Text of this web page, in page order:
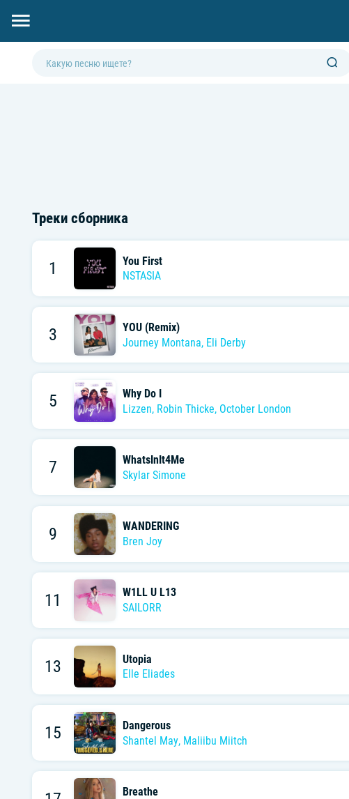
Треки сборника
1
You First
NSTASIA
3
YOU (Remix)
Journey Montana, Eli Derby
5
Why Do I
Lizzen, Robin Thicke, October London
7
WhatsInIt4Me
Skylar Simone
9
WANDERING
Bren Joy
11
W1LL U L13
SAILORR
13
Utopia
Elle Eliades
15
Dangerous
Shantel May, Maliibu Miitch
Breathe